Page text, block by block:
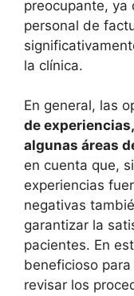
preocupante, ya
personal de
la clínica.
En general, las
de
algunas áreas
en cuenta que,
experiencias
negativas
garantizar la
pacientes. En
beneficioso
revisar los